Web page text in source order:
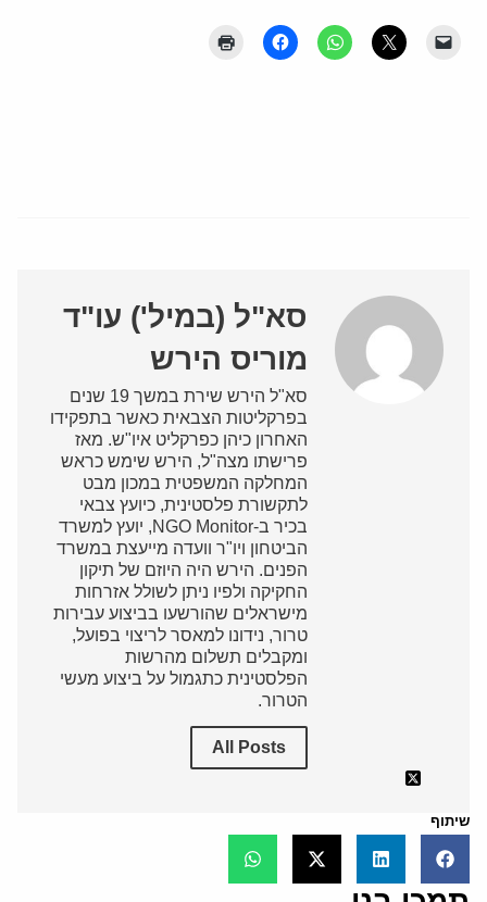
סא"ל (במיל') עו"ד
מוריס הירש
סא"ל הירש שירת במשך 19 שנים
בפרקליטות הצבאית כאשר בתפקידו
האחרון כיהן כפרקליט איו"ש. מאז
פרישתו מצה"ל, הירש שימש כראש
המחלקה המשפטית במכון מבט
לתקשורת פלסטינית, כיועץ צבאי
בכיר ב-NGO Monitor, יועץ למשרד
הביטחון ויו"ר וועדה מייעצת במשרד
הפנים. הירש היה היוזם של תיקון
החקיקה ולפיו ניתן לשולל אזרחות
מישראלים שהורשעו בביצוע עבירות
טרור, נידונו למאסר לריצוי בפועל,
ומקבלים תשלום מהרשות
הפלסטינית כתגמול על ביצוע מעשי
הטרור.
All Posts
שיתוף